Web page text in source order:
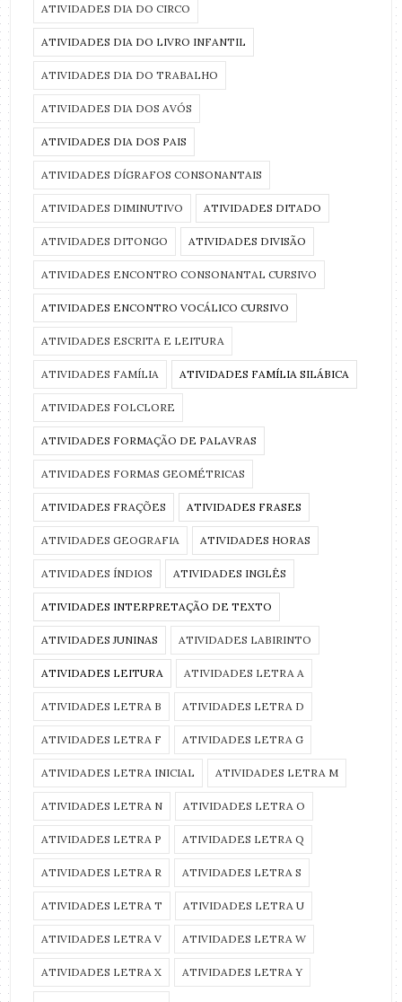
ATIVIDADES DIA DO CIRCO
ATIVIDADES DIA DO LIVRO INFANTIL
ATIVIDADES DIA DO TRABALHO
ATIVIDADES DIA DOS AVÓS
ATIVIDADES DIA DOS PAIS
ATIVIDADES DÍGRAFOS CONSONANTAIS
ATIVIDADES DIMINUTIVO ATIVIDADES DITADO
ATIVIDADES DITONGO ATIVIDADES DIVISÃO
ATIVIDADES ENCONTRO CONSONANTAL CURSIVO
ATIVIDADES ENCONTRO VOCÁLICO CURSIVO
ATIVIDADES ESCRITA E LEITURA
ATIVIDADES FAMÍLIA ATIVIDADES FAMÍLIA SILÁBICA
ATIVIDADES FOLCLORE
ATIVIDADES FORMAÇÃO DE PALAVRAS
ATIVIDADES FORMAS GEOMÉTRICAS
ATIVIDADES FRAÇÕES ATIVIDADES FRASES
ATIVIDADES GEOGRAFIA ATIVIDADES HORAS
ATIVIDADES ÍNDIOS ATIVIDADES INGLÊS
ATIVIDADES INTERPRETAÇÃO DE TEXTO
ATIVIDADES JUNINAS ATIVIDADES LABIRINTO
ATIVIDADES LEITURA ATIVIDADES LETRA A
ATIVIDADES LETRA B ATIVIDADES LETRA D
ATIVIDADES LETRA F ATIVIDADES LETRA G
ATIVIDADES LETRA INICIAL ATIVIDADES LETRA M
ATIVIDADES LETRA N ATIVIDADES LETRA O
ATIVIDADES LETRA P ATIVIDADES LETRA Q
ATIVIDADES LETRA R ATIVIDADES LETRA S
ATIVIDADES LETRA T ATIVIDADES LETRA U
ATIVIDADES LETRA V ATIVIDADES LETRA W
ATIVIDADES LETRA X ATIVIDADES LETRA Y